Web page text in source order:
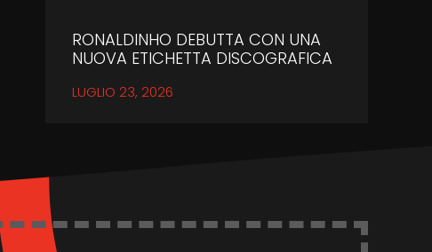
RONALDINHO DEBUTTA CON UNA
NUOVA ETICHETTA DISCOGRAFICA
LUGLIO 23, 2026